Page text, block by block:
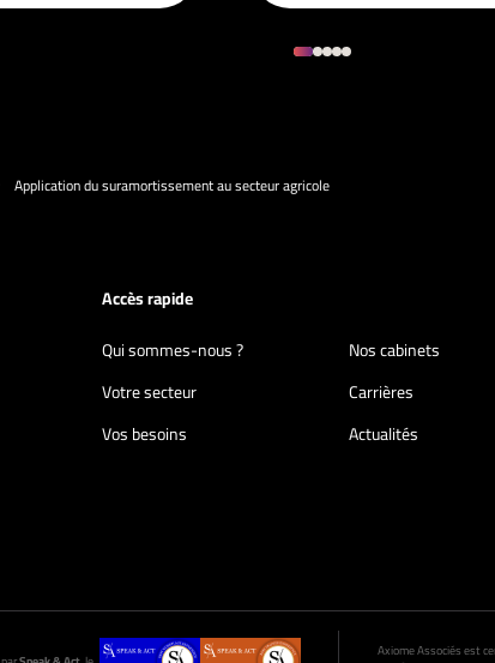
Application du suramortissement au secteur agricole
Accès rapide
Qui sommes-nous ?
Nos cabinets
Votre secteur
Carrières
Vos besoins
Actualités
Axiome Associés est